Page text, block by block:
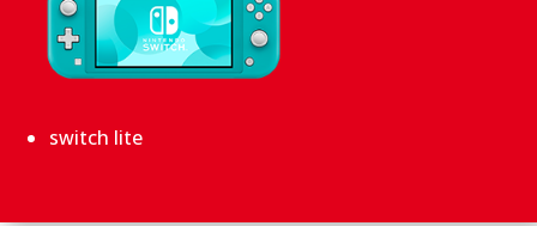
switch lite